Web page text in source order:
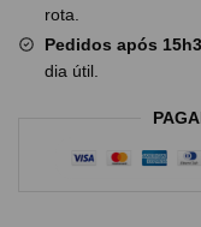
rota.
Pedidos após
dia útil.